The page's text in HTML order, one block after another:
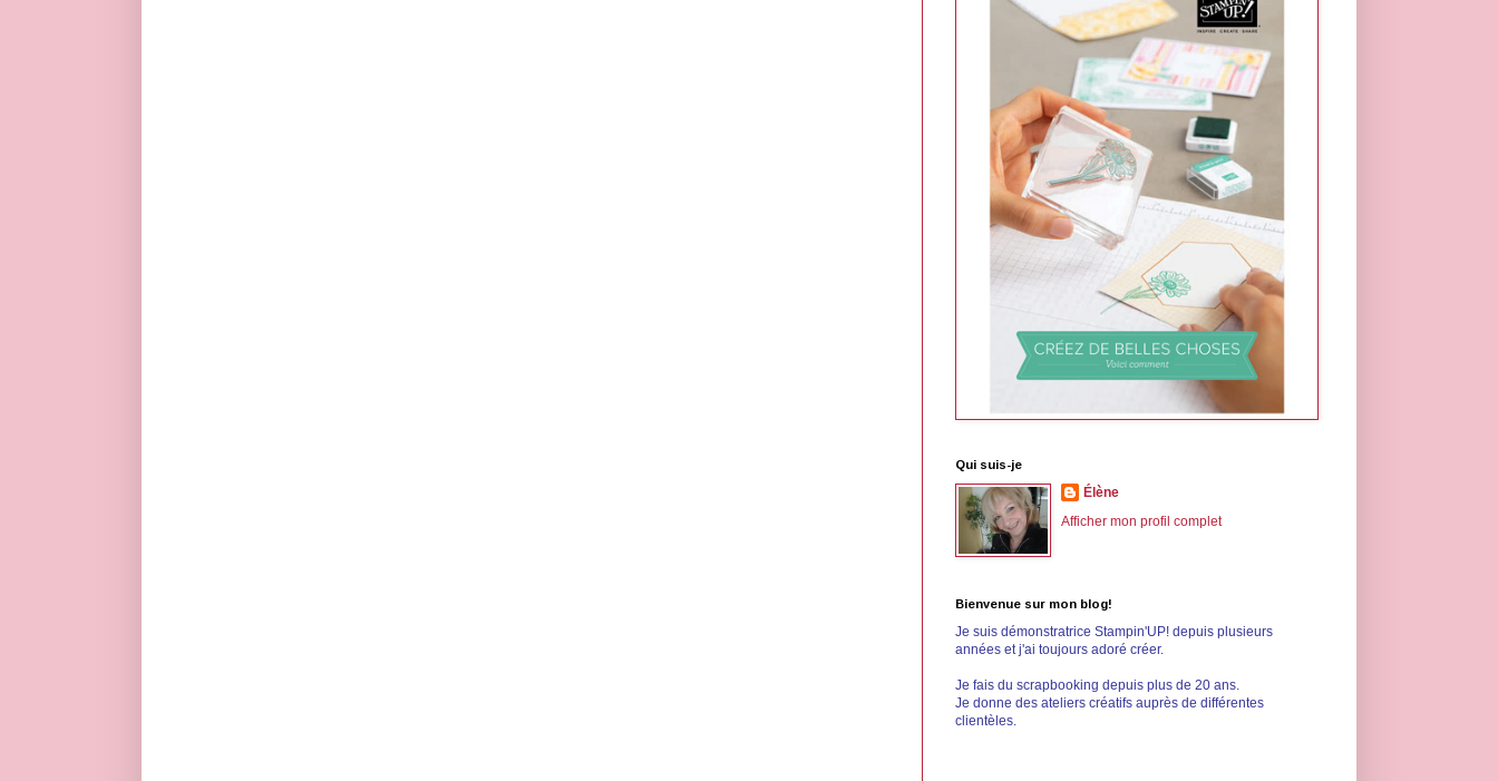
Qui suis-je
Élène
Afficher mon profil complet
Bienvenue sur mon blog!
Je suis démonstratrice Stampin'UP! depuis plusieurs
années et j'ai toujours adoré créer.
Je fais du scrapbooking depuis plus de 20 ans.
Je donne des ateliers créatifs auprès de différentes
clientèles.